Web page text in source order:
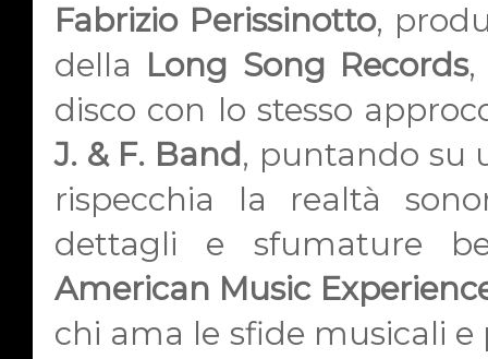
Fabrizio Perissinotto,
della Long Song Records,
disco con lo stesso
J. & F. Band , puntando su
rispecchia la realtà
dettagli e sfumature
American Music
chi ama le sfide musicali